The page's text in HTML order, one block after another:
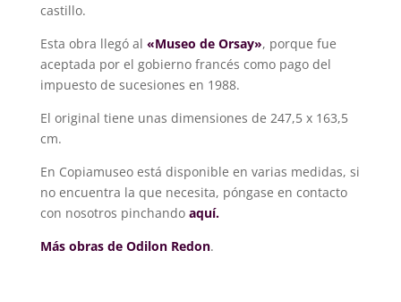
castillo.
Esta obra llegó al «Museo de Orsay», porque fue
aceptada por el gobierno francés como pago del
impuesto de sucesiones en 1988.
El original tiene unas dimensiones de 247,5 x 163,5
cm.
En Copiamuseo está disponible en varias medidas, si
no encuentra la que necesita, póngase en contacto
con nosotros pinchando aquí.
Más obras de Odilon Redon.